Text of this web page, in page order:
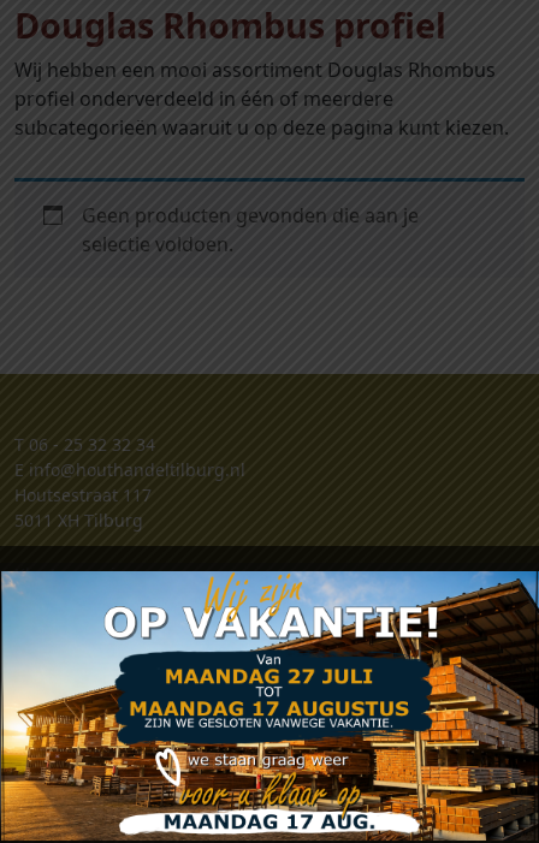
Douglas Rhombus profiel
Wij hebben een mooi assortiment Douglas Rhombus
profiel onderverdeeld in één of meerdere
subcategorieën waaruit u op deze pagina kunt kiezen.
Geen producten gevonden die aan je
selectie voldoen.
T 06 - 25 32 32 34
E info@houthandeltilburg.nl
Houtsestraat 117
5011 XH Tilburg
Klantenservice
Retouren
Contact
Algemene voorwaarden
Privacy verklaring
Zakelijk account aanvragen
.